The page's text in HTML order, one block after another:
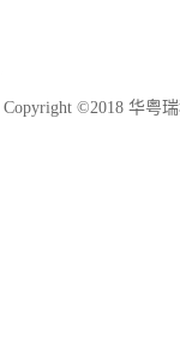
Copyright ©2018 华粤